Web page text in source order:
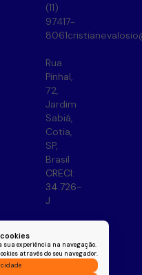
sua experiência na navegação.
através do seu navegador.
(11)
97417-
8061
Rua
Pinhal,
72,
Jardim
Sabiá,
Cotia,
SP,
Brasil
CRECI:
34.726-
J